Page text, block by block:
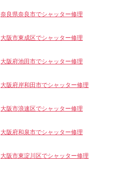
奈良県奈良市でシャッター修理
大阪市東成区でシャッター修理
大阪府池田市でシャッター修理
大阪府岸和田市でシャッター修理
大阪市浪速区でシャッター修理
大阪府和泉市でシャッター修理
大阪市東淀川区でシャッター修理